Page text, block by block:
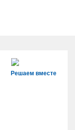
Решаем вместе